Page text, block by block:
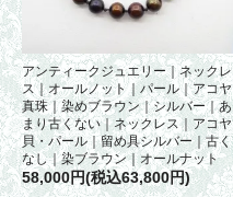
アンティークジュエリー｜ネックレ
ス｜オールノット｜パール｜アコヤ
真珠｜染めブラウン｜シルバー｜あ
まり古くない｜ネックレス｜アコヤ
貝・パール｜留め具シルバー｜古く
なし｜染ブラウン｜オールナット
58,000円(税込63,800円)